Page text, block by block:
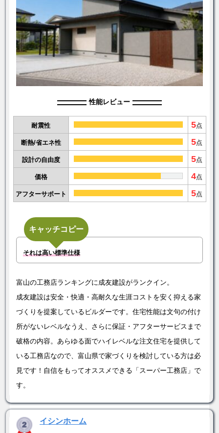
性能レビュー
耐震性 5点
断熱/省エネ性 5点
設計の自由度 5点
価格 4点
アフターサポート 5点
キャッチコピー
それは高い標準仕様
富山の工務店ランキングに成友建設がランクイン。
成友建設は安全・快適・高耐久な生涯コストを安く抑える家
づくりを提案しているビルダーです。住宅性能は文句の付け
所がないレベルなうえ、さらに保証・アフターサービスまで
破格の内容。あらゆる面でハイレベルな注文住宅を提供して
いる工務店なので、富山県で家づくりを検討している方は必
見です！自信をもってオススメできる「スーパー工務店」で
す。
イシンホーム